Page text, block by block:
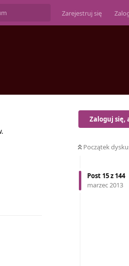
Zarejestruj się
Zaloguj się,
Początek
Post 15z 144
marzec 2013